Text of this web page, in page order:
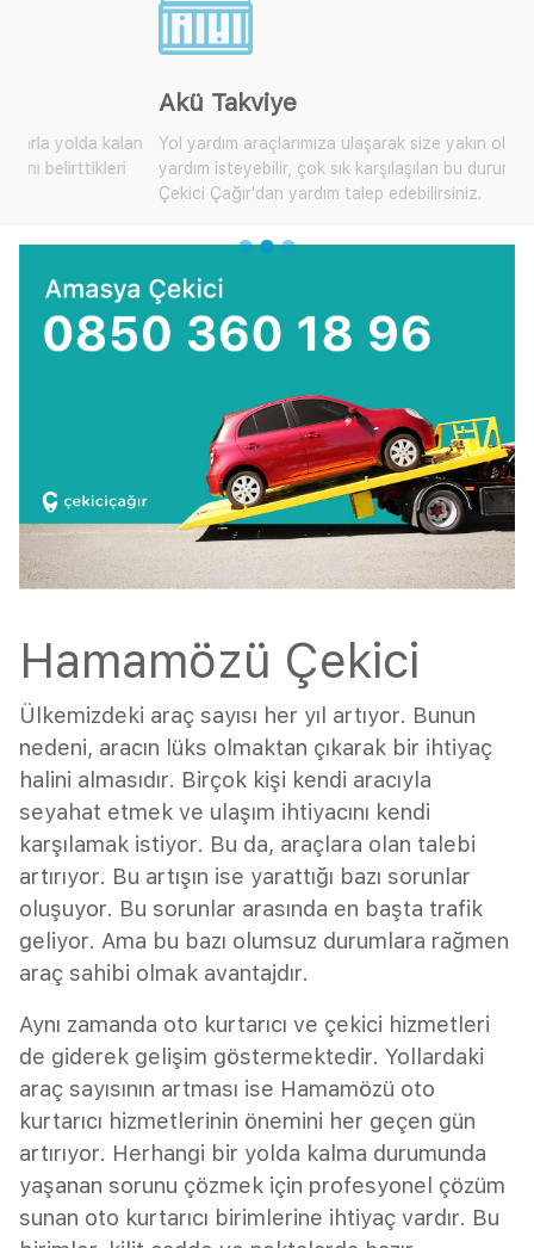
Akü Takviye
Yol yardım araçlarımıza ulaşarak size yakın olan mobil araçtan
yardım isteyebilir, çok sık karşılaşılan bu durum için artık
Çekici Çağır'dan yardım talep edebilirsiniz.
Hamamözü Çekici
Ülkemizdeki araç sayısı her yıl artıyor. Bunun
nedeni, aracın lüks olmaktan çıkarak bir ihtiyaç
halini almasıdır. Birçok kişi kendi aracıyla
seyahat etmek ve ulaşım ihtiyacını kendi
karşılamak istiyor. Bu da, araçlara olan talebi
artırıyor. Bu artışın ise yarattığı bazı sorunlar
oluşuyor. Bu sorunlar arasında en başta trafik
geliyor. Ama bu bazı olumsuz durumlara rağmen
araç sahibi olmak avantajdır.
Aynı zamanda oto kurtarıcı ve çekici hizmetleri
de giderek gelişim göstermektedir. Yollardaki
araç sayısının artması ise Hamamözü oto
kurtarıcı hizmetlerinin önemini her geçen gün
artırıyor. Herhangi bir yolda kalma durumunda
yaşanan sorunu çözmek için profesyonel çözüm
sunan oto kurtarıcı birimlerine ihtiyaç vardır. Bu